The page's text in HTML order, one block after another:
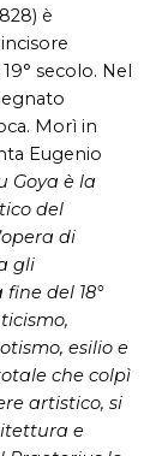
è
secolo. Nel
Morì in
Eugenio
Goya è la
del
di
gli
del 18°
esilio e
che colpì
artistico, si
e